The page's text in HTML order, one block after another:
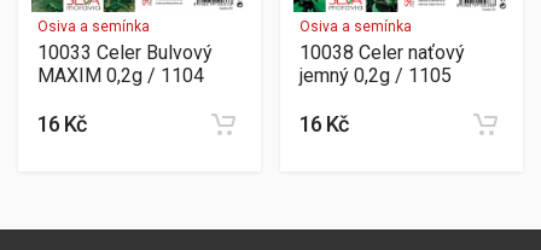
Osiva a semínka
10033 Celer Bulvový
MAXIM 0,2g / 1104
16 Kč
Osiva a semínka
10038 Celer naťový
jemný 0,2g / 1105
16 Kč